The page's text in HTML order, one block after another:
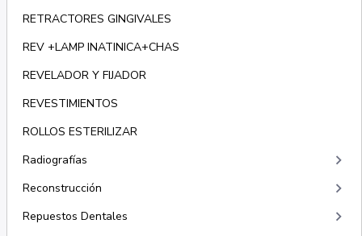
RETRACTORES GINGIVALES
REV +LAMP INATINICA+CHAS
REVELADOR Y FIJADOR
REVESTIMIENTOS
ROLLOS ESTERILIZAR
Radiografías
keyboard_arrow_right
Reconstrucción keyboard_arrow_right
Repuestos Dentales keyboard_arrow_right